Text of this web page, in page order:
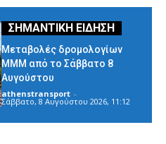
Μεταβολές δρομολογίων
ΜΜΜ από το Σάββατο 8
Αυγούστου
athenstransport -
Σάββατο, 8 Αυγούστου 2026, 11:12